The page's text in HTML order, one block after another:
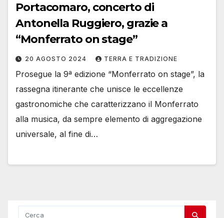
Portacomaro, concerto di
Antonella Ruggiero, grazie a
“Monferrato on stage”
20 AGOSTO 2024 TERRA E TRADIZIONE
Prosegue la 9ª edizione “Monferrato on stage”, la
rassegna itinerante che unisce le eccellenze
gastronomiche che caratterizzano il Monferrato
alla musica, da sempre elemento di aggregazione
universale, al fine di…